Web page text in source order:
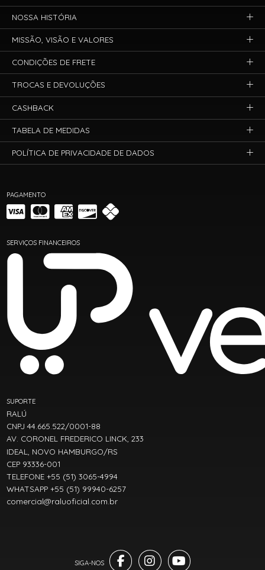
PAGAMENTO
SERVIÇOS FINANCEIROS
SUPORTE
RALÚ
CNPJ 44.665.522/0001-88
AV. CORONEL FREDERICO LINCK, 233
IDEAL, NOVO HAMBURGO/RS
CEP 93336-001
TELEFONE +55 (51) 3065-4994
WHATSAPP +55 (51) 99940-6257
comercial@raluoficial.com.br
NOSSA HISTÓRIA
MISSÃO, VISÃO E VALORES
CONDIÇÕES DE FRETE
TROCAS E DEVOLUÇÕES
CASHBACK
TABELA DE MEDIDAS
POLÍTICA DE PRIVACIDADE DE DADOS